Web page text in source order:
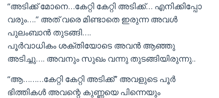
“അടിക്ക് മോനെ…കേറ്റി കേറ്റി അടിക്ക്… എനിക്കിപ്പോ
വരും….” അത് വരെ മിണ്ടാതെ ഇരുന്ന അവൾ
പുലംബാൻ തുടങ്ങി….
പൂർവാധികം ശക്തിയോടെ അവൻ ആഞ്ഞു
അടിച്ചു…. അവനും സുഖം വന്നു തുടങ്ങിയിരുന്നു..
“ആ………കേറ്റി കേറ്റി അടിക്ക്” അവളുടെ പൂർ
ഭിത്തികൾ അവന്റെ കുണ്ണയെ പിന്നെയും